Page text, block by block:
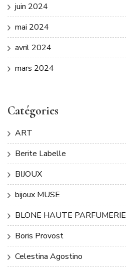
juin 2024
mai 2024
avril 2024
mars 2024
Catégories
ART
Berite Labelle
BIJOUX
bijoux MUSE
BLONE HAUTE PARFUMERIE
Boris Provost
Celestina Agostino